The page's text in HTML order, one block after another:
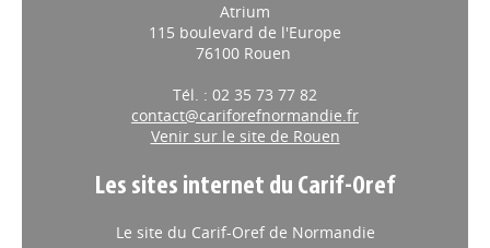
Atrium
115 boulevard de l'Europe
76100 Rouen
Tél. : 02 35 73 77 82
contact@cariforefnormandie.fr
Venir sur le site de Rouen
Les sites internet du Carif-Oref
Le site du Carif-Oref de Normandie